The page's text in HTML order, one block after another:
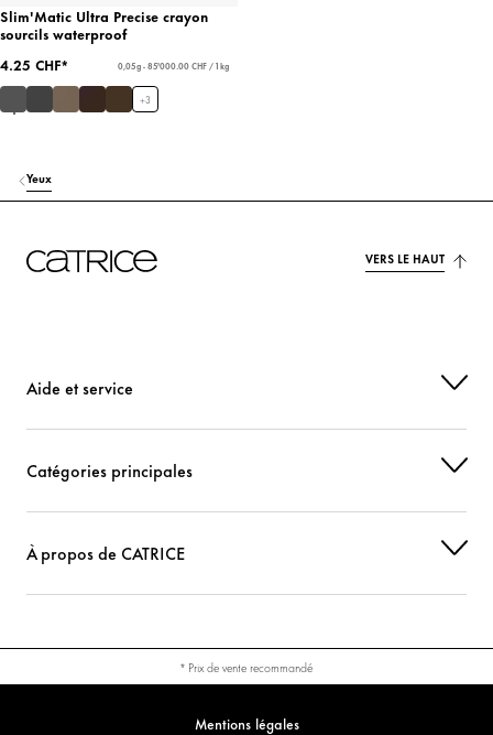
Slim'Matic Ultra Precise crayon
sourcils waterproof
4.25 CHF*
0,05 g - 85'000.00 CHF / 1 kg
+3
Yeux
VERS LE HAUT
Aide et service
Catégories principales
À propos de CATRICE
* Prix de vente recommandé
Mentions légales